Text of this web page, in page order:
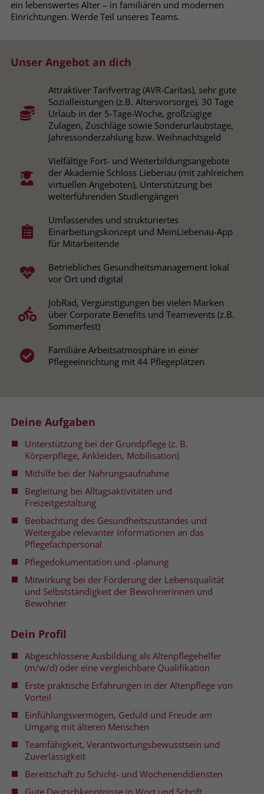
ein lebenswertes Alter – in familiären und modernen
Einrichtungen. Werde Teil unseres Teams.
Unser Angebot an dich
Attraktiver Tarifvertrag (AVR-Caritas), sehr gute
Sozialleistungen (z.B. Altersvorsorge), 30 Tage
Urlaub in der 5-Tage-Woche, großzügige
Zulagen, Zuschläge sowie Sonderurlaubstage,
Jahressonderzahlung bzw. Weihnachtsgeld
Vielfältige Fort- und Weiterbildungsangebote
der Akademie Schloss Liebenau (mit zahlreichen
virtuellen Angeboten), Unterstützung bei
weiterführenden Studiengängen
Umfassendes und strukturiertes
Einarbeitungskonzept und MeinLiebenau-App
für Mitarbeitende
Betriebliches Gesundheitsmanagement lokal
vor Ort und digital
JobRad, Vergünstigungen bei vielen Marken
über Corporate Benefits und Teamevents (z.B.
Sommerfest)
Familiäre Arbeitsatmosphäre in einer
Pflegeeinrichtung mit 44 Pflegeplätzen
Deine Aufgaben
Unterstützung bei der Grundpflege (z. B.
Körperpflege, Ankleiden, Mobilisation)
Mithilfe bei der Nahrungsaufnahme
Begleitung bei Alltagsaktivitäten und
Freizeitgestaltung
Beobachtung des Gesundheitszustandes und
Weitergabe relevanter Informationen an das
Pflegefachpersonal
Pflegedokumentation und -planung
Mitwirkung bei der Förderung der Lebensqualität
und Selbstständigkeit der Bewohnerinnen und
Bewohner
Dein Profil
Abgeschlossene Ausbildung als Altenpflegehelfer
(m/w/d) oder eine vergleichbare Qualifikation
Erste praktische Erfahrungen in der Altenpflege von
Vorteil
Einfühlungsvermögen, Geduld und Freude am
Umgang mit älteren Menschen
Teamfähigkeit, Verantwortungsbewusstsein und
Zuverlässigkeit
Bereitschaft zu Schicht- und Wochenenddiensten
Zweck
Behält die Zustände des Benutzers bei
allen Seitenanfragen bei.
cookie_optin
Anbieter www.stiftung-liebenau.de
Zweck
Behält die Zustimmung des Benutzers
zum Cookie Opt-In
__cf_bm
Anbieter .fonts.net
30 Minuten
Zweck
This cookie, set by Cloudflare, is used to
Laufzeit Session
Zweck
Behält die Zustände des Benutzers bei
allen Seitenanfragen bei.
Browsers und die Einstellungen
exklusiv für diese Website zu speichern.
derselben Website durchgeführt
Benutzerkennung verknüpft werden.
_clsk
Laufzeit 1 Jahr
Zweck
Microsoft Clarity setzt dieses Cookie,
um die Seitenaufrufe eines Benutzers
zu speichern und in einer einzigen
Sitzungsaufzeichnung
Anbieter Google Ads
Enthält eine zufallsgenerierte User-ID.
Laufzeit 90 Tage
Zweck
Dieses Cookie wird gesetzt, wenn ein
User über einen Klick auf eine Google
Werbeanzeige auf die Website gelangt.
Es enthält Informationen darüber,
welche Werbeanzeige geklickt wurde,
sodass erzielte Erfolge wie z.B.
Bestellungen oder Kontaktanfragen der
Anzeige zugewiesen werden können.
Anbieter
Laufzeit 90 Tage
Zweck
Dieses Cookie wird gesetzt, wenn ein
Werbeanzeige auf die Website gelangt.
Es enthält Informationen darüber,
welche Werbeanzeige geklickt wurde,
sodass erzielte Erfolge wie z.B.
Anzeige zugewiesen werden können.